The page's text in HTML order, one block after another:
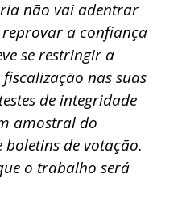
não vai adentrar
a confiança
se restringir a
nas suas
de integridade
amostral do
de votação.
o trabalho será